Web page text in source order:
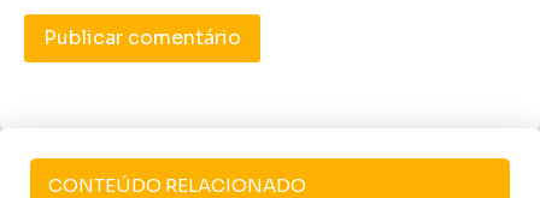
CONTEÚDO RELACIONADO